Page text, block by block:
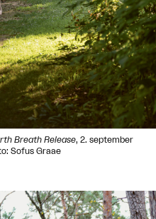
Breath Release, 2. september
Sofus Graae